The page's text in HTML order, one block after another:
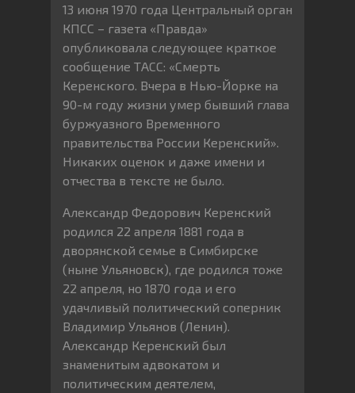
13 июня 1970 года Центральный орган
КПСС – газета «Правда»
опубликовала следующее краткое
сообщение ТАСС: «Смерть
Керенского. Вчера в Нью-Йорке на
90-м году жизни умер бывший глава
буржуазного Временного
правительства России Керенский».
Никаких оценок и даже имени и
отчества в тексте не было.
Александр Федорович Керенский
родился 22 апреля 1881 года в
дворянской семье в Симбирске
(ныне Ульяновск), где родился тоже
22 апреля, но 1870 года и его
удачливый политический соперник
Владимир Ульянов (Ленин).
Александр Керенский был
знаменитым адвокатом и
политическим деятелем,